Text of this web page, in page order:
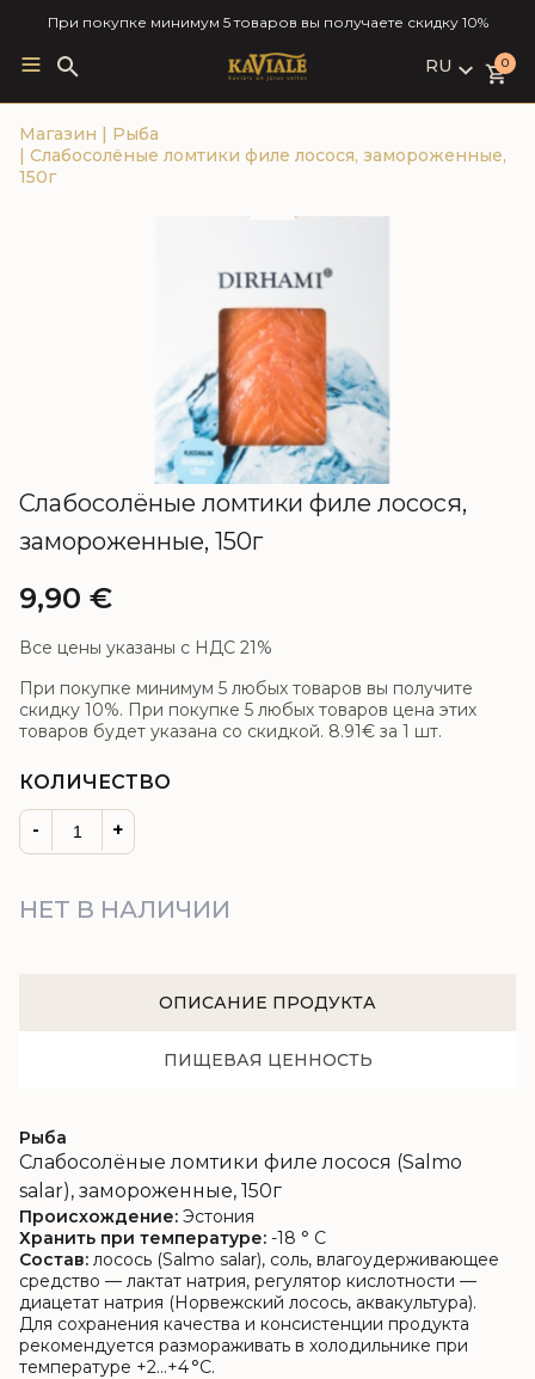
При покупке минимум 5 товаров вы получаете скидку 10%
Search
for:
RU
LV
0
Магазин | Рыба
| Слабосолёные ломтики филе лосося, замороженные,
150г
Слабосолёные ломтики филе лосося,
замороженные, 150г
9,90 €
Все цены указаны с НДС 21%
При покупке минимум 5 любых товаров вы получите
скидку 10%. При покупке 5 любых товаров цена этих
товаров будет указана со скидкой. 8.91€ за 1 шт.
КОЛИЧЕСТВО
- +
НЕТ В НАЛИЧИИ
ОПИСАНИЕ ПРОДУКТА
ПИЩЕВАЯ ЦЕННОСТЬ
Рыба
Слабосолёные ломтики филе лосося (Salmo
salar), замороженные, 150г
Происхождение: Эстония
Хранить при температуре: -18 ° C
Состав: лосось (Salmo salar), соль, влагоудерживающее
средство — лактат натрия, регулятор кислотности —
диацетат натрия (Норвежский лосось, аквакультура).
Для сохранения качества и консистенции продукта
рекомендуется размораживать в холодильнике при
температуре +2…+4 °C.